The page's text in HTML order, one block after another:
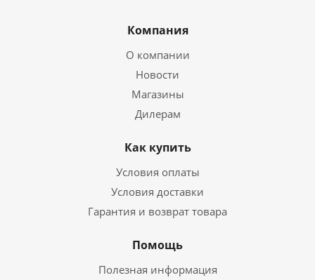
Компания
О компании
Новости
Магазины
Дилерам
Как купить
Условия оплаты
Условия доставки
Гарантия и возврат товара
Помощь
Полезная информация